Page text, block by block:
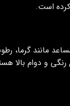
است.
مانند
و دوام بالا